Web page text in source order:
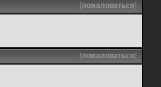
[пожаловаться]
[пожаловаться]